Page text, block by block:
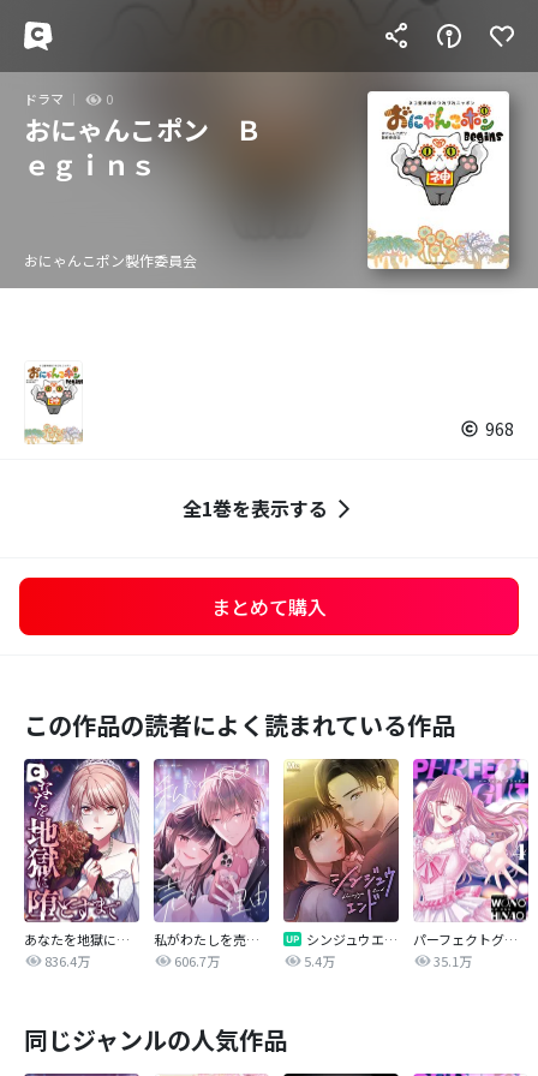
ドラマ 0
おにゃんこポン Ｂ
ｅｇｉｎｓ
おにゃんこポン製作委員会
968
全1巻を表示する
まとめて購入
この作品の読者によく読まれている作品
あなたを地獄に堕とすまで
836.4万
私がわたしを売る理由
606.7万
シンジュウエンド【タテヨミ】
5.4万
パーフェクトグリッター
35.1万
同じジャンルの人気作品